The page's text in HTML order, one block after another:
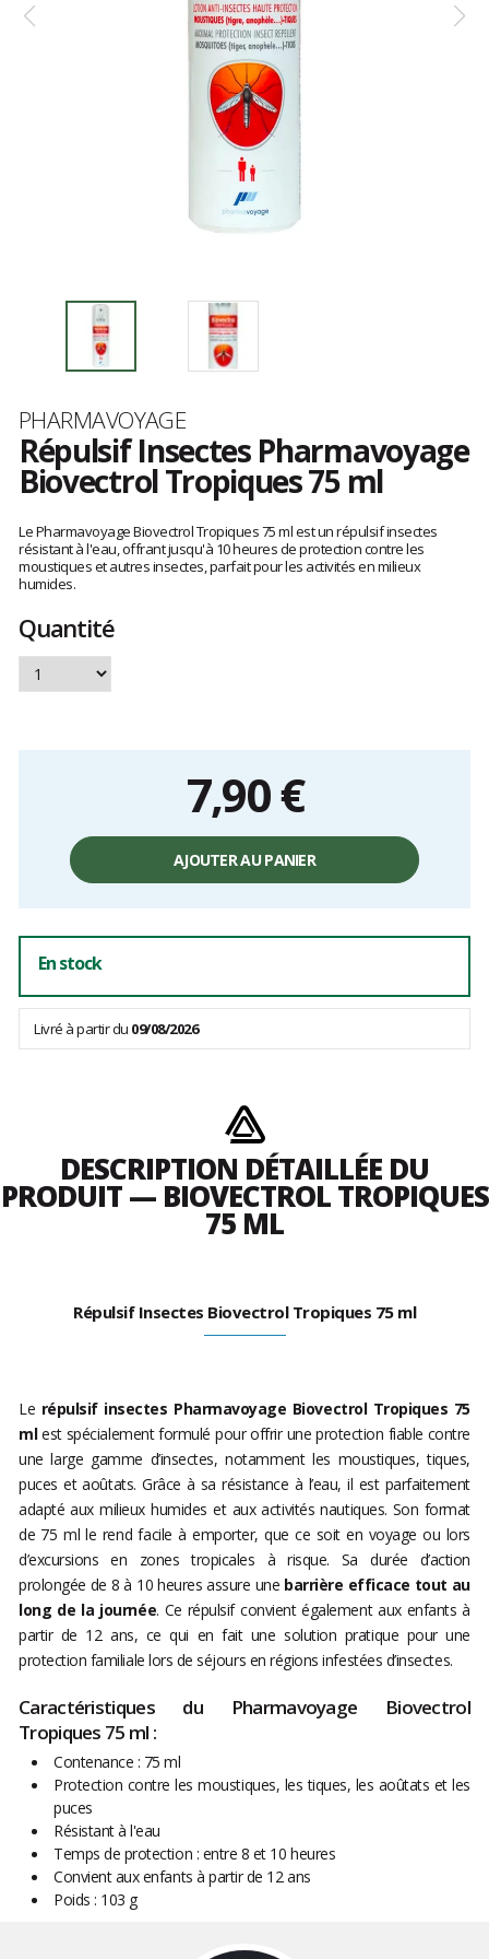
Marque
PHARMAVOYAGE
Répulsif Insectes Pharmavoyage
Biovectrol Tropiques 75 ml
avis
clients
Le Pharmavoyage Biovectrol Tropiques 75 ml est un répulsif insectes
résistant à l'eau, offrant jusqu'à 10 heures de protection contre les
moustiques et autres insectes, parfait pour les activités en milieux
humides.
Quantité
7,90 €
unitaire,
AJOUTER AU PANIER
En stock
Livré à partir du 09/08/2026
DESCRIPTION DÉTAILLÉE DU
PRODUIT — BIOVECTROL TROPIQUES
75 ML
Répulsif Insectes Biovectrol Tropiques 75 ml
Le répulsif insectes Pharmavoyage Biovectrol Tropiques 75
mlest spécialement formulé pour offrir une protection fiable contre
une large gamme d’insectes, notamment les moustiques, tiques,
puces et aoûtats. Grâce à sa résistance à l’eau, il est parfaitement
adapté aux milieux humides et aux activités nautiques. Son format
de 75 ml le rend facile à emporter, que ce soit en voyage ou lors
d’excursions en zones tropicales à risque. Sa durée d’action
prolongée de 8 à 10 heures assure une barrière efficace tout au
long de la journée. Ce répulsif convient également aux enfants à
partir de 12 ans, ce qui en fait une solution pratique pour une
protection familiale lors de séjours en régions infestées d’insectes.
Caractéristiques du Pharmavoyage Biovectrol
Tropiques 75 ml :
Contenance : 75 ml
Protection contre les moustiques, les tiques, les aoûtats et les
puces
Résistant à l'eau
Temps de protection : entre 8 et 10 heures
Convient aux enfants à partir de 12 ans
Poids : 103 g